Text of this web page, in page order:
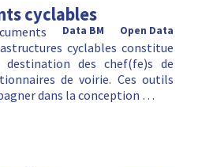
cyclables
Open Data
Data BM
cyclables constitue
destination des chef(fe)s de
de voirie. Ces outils
dans la conception …